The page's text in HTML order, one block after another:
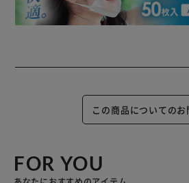
この商品についてのお
FOR YOU